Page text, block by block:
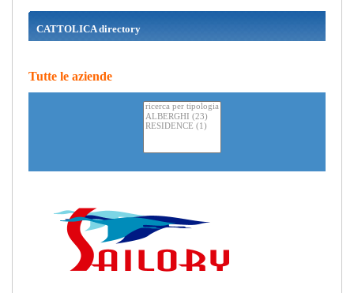
CATTOLICA directory
Tutte le aziende